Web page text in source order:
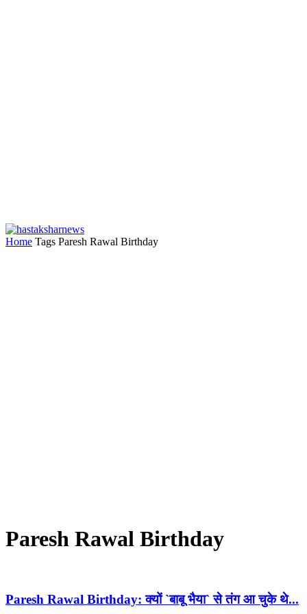
Home Tags Paresh Rawal Birthday
Paresh Rawal Birthday
Paresh Rawal Birthday: क्यों `बाबू भैया` से तंग आ चुके थे...